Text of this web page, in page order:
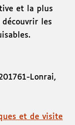
et la plus
les
61-Lonrai,
et de visite